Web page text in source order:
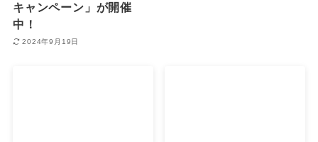
キャンペーン」が開催
中！
2024年9月19日